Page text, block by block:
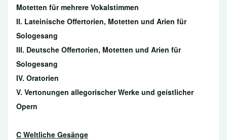
Motetten für mehrere Vokalstimmen
II. Lateinische Offertorien, Motetten und Arien für
Sologesang
III. Deutsche Offertorien, Motetten und Arien für
Sologesang
IV. Oratorien
V. Vertonungen allegorischer Werke und geistlicher
Opern
C Weltliche Gesänge